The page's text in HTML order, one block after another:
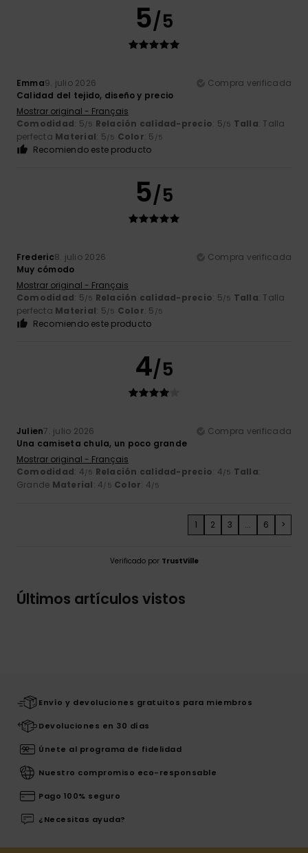
5/5
Emma9. julio 2026
Compra verificada
Calidad del tejido, diseño y precio
Mostrar original - Français
Comodidad: 5/5 Relación calidad-precio: 5/5 Talla: Talla
perfecta Material: 5/5 Color: 5 /5
Recomiendo este producto
5/5
Frederic8. julio 2026
Compra verificada
Muy cómodo
Mostrar original - Français
Comodidad: 5/5 Relación calidad-precio: 5/5 Talla: Talla
perfecta Material: 5/5 Color: 5 /5
Recomiendo este producto
4/5
Julien7. julio 2026
Compra verificada
Una camiseta chula, un poco grande
Mostrar original - Français
Comodidad: 4/5 Relación calidad-precio: 4/5 Talla:
Grande Material: 4/5 Color: 4/5
1 2 3 ... 6 >
Verificado por TrustVille
Últimos artículos vistos
Envío y devoluciones gratuitos para miembros
Devoluciones en 30 días
Únete al programa de fidelidad
Nuestro compromiso eco-responsable
Pago 100% seguro
¿Necesitas ayuda?